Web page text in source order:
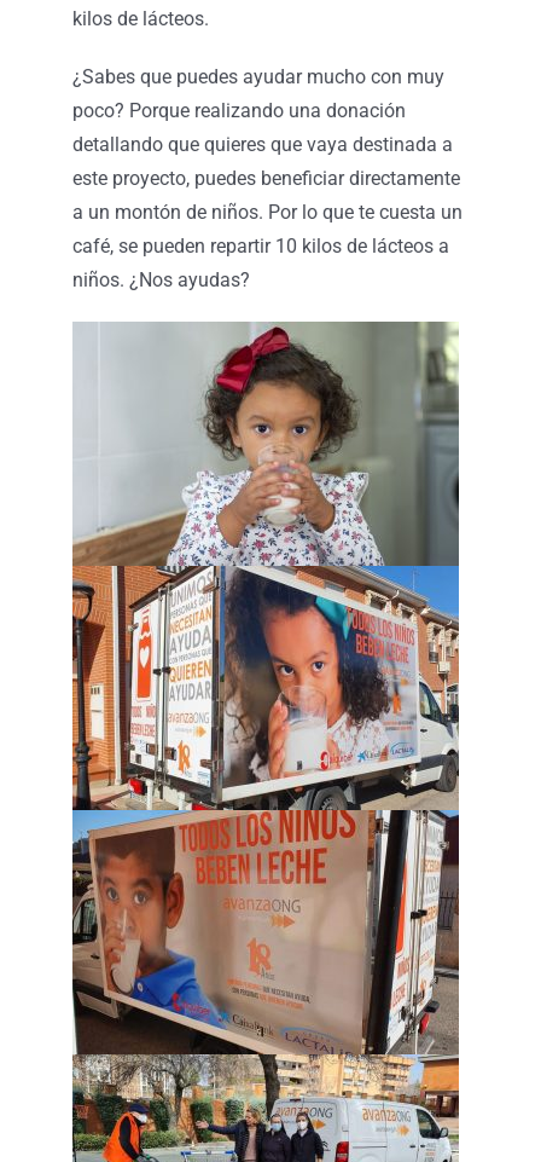
kilos de lácteos.
¿Sabes que puedes ayudar mucho con muy
poco? Porque realizando una donación
detallando que quieres que vaya destinada a
este proyecto, puedes beneficiar directamente
a un montón de niños. Por lo que te cuesta un
café, se pueden repartir 10 kilos de lácteos a
niños. ¿Nos ayudas?